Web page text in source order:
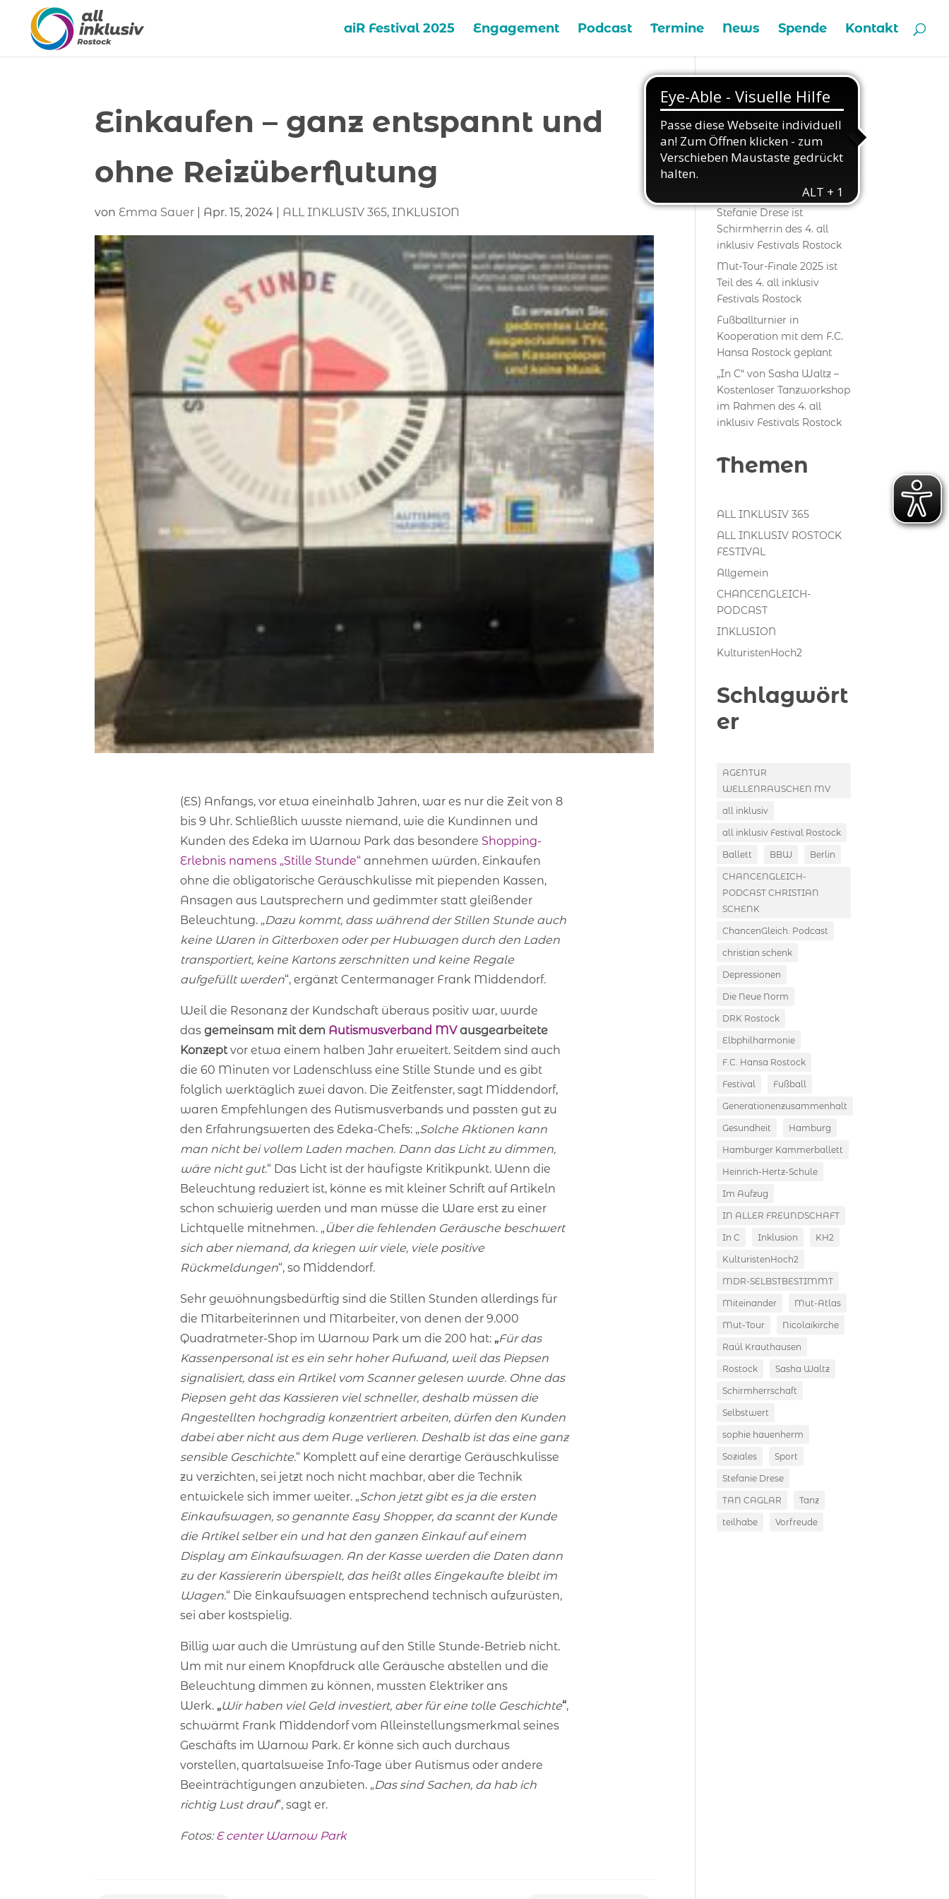
aiR Festival 2025 Engagement Podcast Termine News Spende Kontakt
Einkaufen – ganz entspannt und
ohne Reizüberflutung
von Emma Sauer Apr. 15, 2024 ALL INKLUSIV 365,INKLUSION
(ES) Anfangs, vor etwa eineinhalb Jahren, war es nur die Zeit von 8
bis 9 Uhr. Schließlich wusste niemand, wie die Kundinnen und
Kunden des Edeka im Warnow Park das besondere Shopping-
Erlebnis namens „Stille Stunde“ annehmen würden. Einkaufen
ohne die obligatorische Geräuschkulisse mit piependen Kassen,
Ansagen aus Lautsprechern und gedimmter statt gleißender
Beleuchtung. „Dazu kommt, dass während der Stillen Stunde auch
keine Waren in Gitterboxen oder per Hubwagen durch den Laden
transportiert, keine Kartons zerschnitten und keine Regale
aufgefüllt werden“, ergänzt Centermanager Frank Middendorf.
Weil die Resonanz der Kundschaft überaus positiv war, wurde
das gemeinsam mit dem Autismusverband MV ausgearbeitete
Konzept vor etwa einem halben Jahr erweitert. Seitdem sind auch
die 60 Minuten vor Ladenschluss eine Stille Stunde und es gibt
folglich werktäglich zwei davon. Die Zeitfenster, sagt Middendorf,
waren Empfehlungen des Autismusverbands und passten gut zu
den Erfahrungswerten des Edeka-Chefs: „Solche Aktionen kann
man nicht bei vollem Laden machen. Dann das Licht zu dimmen,
wäre nicht gut.“ Das Licht ist der häufigste Kritikpunkt. Wenn die
Beleuchtung reduziert ist, könne es mit kleiner Schrift auf Artikeln
schon schwierig werden und man müsse die Ware erst zu einer
Lichtquelle mitnehmen. „Über die fehlenden Geräusche beschwert
sich aber niemand, da kriegen wir viele, viele positive
Rückmeldungen“, so Middendorf.
Sehr gewöhnungsbedürftig sind die Stillen Stunden allerdings für
die Mitarbeiterinnen und Mitarbeiter, von denen der 9.000
Quadratmeter-Shop im Warnow Park um die 200 hat: „Für das
Kassenpersonal ist es ein sehr hoher Aufwand, weil das Piepsen
signalisiert, dass ein Artikel vom Scanner gelesen wurde. Ohne das
Piepsen geht das Kassieren viel schneller, deshalb müssen die
Angestellten hochgradig konzentriert arbeiten, dürfen den Kunden
dabei aber nicht aus dem Auge verlieren. Deshalb ist das eine ganz
sensible Geschichte.“ Komplett auf eine derartige Geräuschkulisse
zu verzichten, sei jetzt noch nicht machbar, aber die Technik
entwickele sich immer weiter. „Schon jetzt gibt es ja die ersten
Einkaufswagen, so genannte Easy Shopper, da scannt der Kunde
die Artikel selber ein und hat den ganzen Einkauf auf einem
Display am Einkaufswagen. An der Kasse werden die Daten dann
zu der Kassiererin überspielt, das heißt alles Eingekaufte bleibt im
Wagen.“ Die Einkaufswagen entsprechend technisch aufzurüsten,
sei aber kostspielig.
Billig war auch die Umrüstung auf den Stille Stunde-Betrieb nicht.
Um mit nur einem Knopfdruck alle Geräusche abstellen und die
Beleuchtung dimmen zu können, mussten Elektriker ans
Werk. „Wir haben viel Geld investiert, aber für eine tolle Geschichte“,
schwärmt Frank Middendorf vom Alleinstellungsmerkmal seines
Geschäfts im Warnow Park. Er könne sich auch durchaus
vorstellen, quartalsweise Info-Tage über Autismus oder andere
Beeinträchtigungen anzubieten. „Das sind Sachen, da hab ich
richtig Lust drauf“, sagt er.
Fotos: E center Warnow Park
Aktuelles
Engagementpreis der VNG-
Stefanie Drese ist
Schirmherrin des 4. all
inklusiv Festivals Rostock
Mut-Tour-Finale 2025 ist
Teil des 4. all inklusiv
Festivals Rostock
Fußballturnier in
Kooperation mit dem F.C.
Hansa Rostock geplant
„In C“ von Sasha Waltz –
Kostenloser Tanzworkshop
im Rahmen des 4. all
inklusiv Festivals Rostock
Themen
ALL INKLUSIV 365
ALL INKLUSIV ROSTOCK
FESTIVAL
Allgemein
CHANCENGLEICH-
PODCAST
INKLUSION
KulturistenHoch2
Schlagwört
er
AGENTUR
WELLENRAUSCHEN MV
all inklusiv
all inklusiv Festival Rostock
Ballett BBW Berlin
CHANCENGLEICH-
PODCAST CHRISTIAN
SCHENK
ChancenGleich. Podcast
christian schenk
Depressionen
Die Neue Norm
DRK Rostock
Elbphilharmonie
F.C. Hansa Rostock
Festival Fußball
Generationenzusammenhalt
Gesundheit Hamburg
Hamburger Kammerballett
Heinrich-Hertz-Schule
Im Aufzug
IN ALLER FREUNDSCHAFT
In C Inklusion KH2
KulturistenHoch2
MDR-SELBSTBESTIMMT
Miteinander Mut-Atlas
Mut-Tour Nicolaikirche
Raúl Krauthausen
Rostock Sasha Waltz
Schirmherrschaft
Selbstwert
sophie hauenherm
Soziales Sport
Stefanie Drese
TAN CAGLAR Tanz
teilhabe Vorfreude